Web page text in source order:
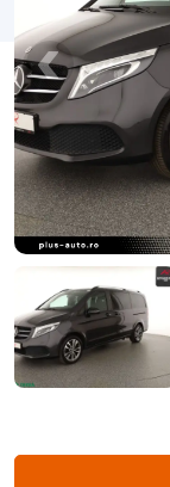
Despre Noi
Contact